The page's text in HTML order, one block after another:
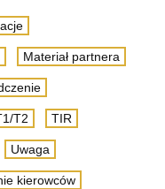
Materiał partnera
T2 TIR
Uwaga
kierowców